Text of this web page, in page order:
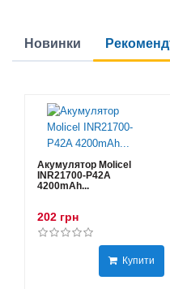
Новинки
Акумулятор Molicel
INR21700-P42A
4200mAh...
202 грн
Купити